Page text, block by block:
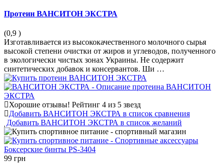
Протеин ВАНСИТОН ЭКСТРА
(0,9 )
Изготавливается из высококачественного молочного сырья
высокой степени очистки от жиров и углеводов, полученного
в экологически чистых зонах Украины. Не содержит
синтетических добавок и консервантов. Ши …
Хорошие отзывы! Рейтинг 4 из 5 звезд
Добавить ВАНСИТОН ЭКСТРА в список сравнения
Добавить ВАНСИТОН ЭКСТРА в список желаний
99 грн